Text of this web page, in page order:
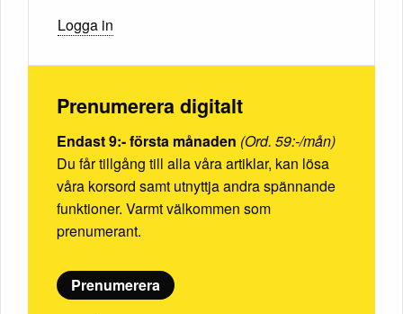
Logga in
Prenumerera digitalt
Endast 9:- första månaden (Ord. 59:-/mån)
Du får tillgång till alla våra artiklar, kan lösa
våra korsord samt utnyttja andra spännande
funktioner. Varmt välkommen som
prenumerant.
Prenumerera